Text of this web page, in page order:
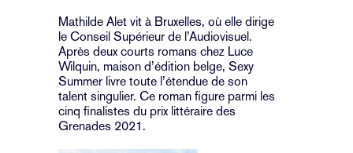
Mathilde Alet vit à Bruxelles, où elle dirige
le Conseil Supérieur de l’Audiovisuel.
Après deux courts romans chez Luce
Wilquin, maison d’édition belge, Sexy
Summer livre toute l’étendue de son
talent singulier. Ce roman figure parmi les
cinq finalistes du prix littéraire des
Grenades 2021.